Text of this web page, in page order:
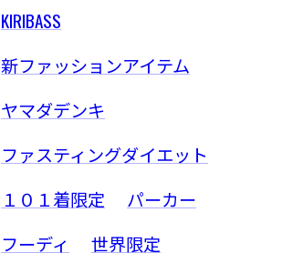
KIRIBASS
新ファッションアイテム
ヤマダデンキ
ファスティングダイエット
１０１着限定
パーカー
フーディ
世界限定